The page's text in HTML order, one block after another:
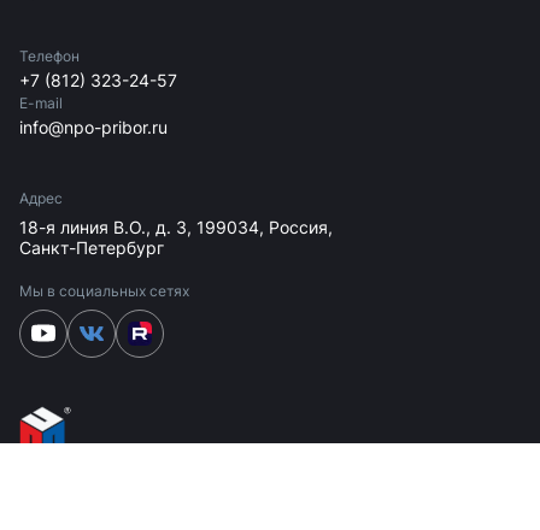
Телефон
+7 (812) 323-24-57
E-mail
info@npo-pribor.ru
Адрес
18-я линия В.О., д. 3, 199034, Россия,
Санкт-Петербург
Мы в социальных сетях